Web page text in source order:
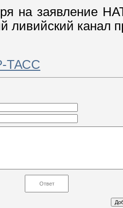
на заявление
ливийский канал
ТАСС